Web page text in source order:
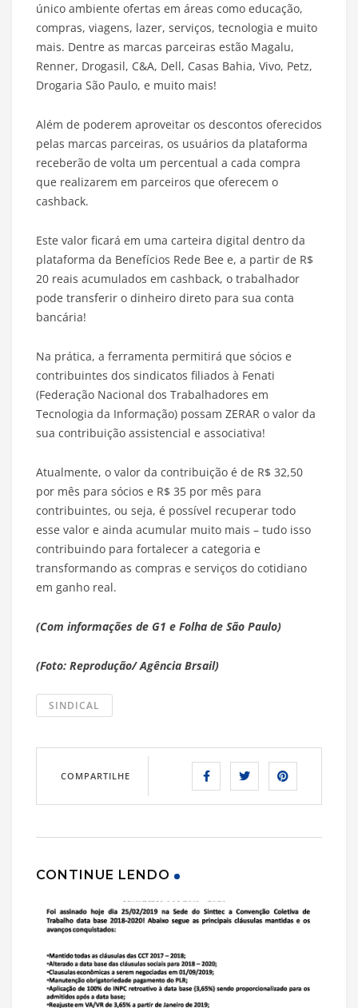
único ambiente ofertas em áreas como educação,
compras, viagens, lazer, serviços, tecnologia e muito
mais. Dentre as marcas parceiras estão Magalu,
Renner, Drogasil, C&A, Dell, Casas Bahia, Vivo, Petz,
Drogaria São Paulo, e muito mais!
Além de poderem aproveitar os descontos oferecidos
pelas marcas parceiras, os usuários da plataforma
receberão de volta um percentual a cada compra
que realizarem em parceiros que oferecem o
cashback.
Este valor ficará em uma carteira digital dentro da
plataforma da Benefícios Rede Bee e, a partir de R$
20 reais acumulados em cashback, o trabalhador
pode transferir o dinheiro direto para sua conta
bancária!
Na prática, a ferramenta permitirá que sócios e
contribuintes dos sindicatos filiados à Fenati
(Federação Nacional dos Trabalhadores em
Tecnologia da Informação) possam ZERAR o valor da
sua contribuição assistencial e associativa!
Atualmente, o valor da contribuição é de R$ 32,50
por mês para sócios e R$ 35 por mês para
contribuintes, ou seja, é possível recuperar todo
esse valor e ainda acumular muito mais – tudo isso
contribuindo para fortalecer a categoria e
transformando as compras e serviços do cotidiano
em ganho real.
(Com informações de G1 e Folha de São Paulo)
(Foto: Reprodução/ Agência Brsail)
SINDICAL
COMPARTILHE
CONTINUE LENDO